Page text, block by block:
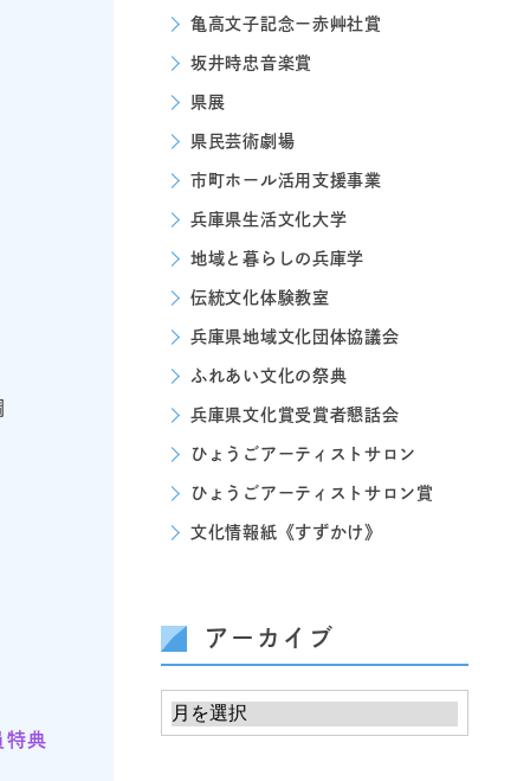
典
亀高文子記念ー赤艸社賞
坂井時忠音楽賞
県展
県民芸術劇場
市町ホール活用支援事業
兵庫県生活文化大学
地域と暮らしの兵庫学
伝統文化体験教室
兵庫県地域文化団体協議会
ふれあい文化の祭典
兵庫県文化賞受賞者懇話会
ひょうごアーティストサロン
ひょうごアーティストサロン賞
文化情報紙《すずかけ》
アーカイブ